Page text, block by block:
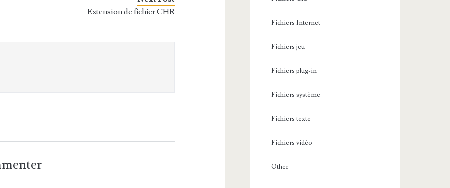
Extension de fichier CHR
Fichiers Internet
Fichiers jeu
Fichiers plug-in
Fichiers système
Fichiers texte
Fichiers vidéo
Other